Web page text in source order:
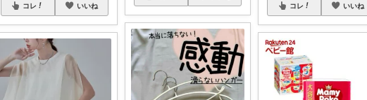
コレ いいね コレ いいね